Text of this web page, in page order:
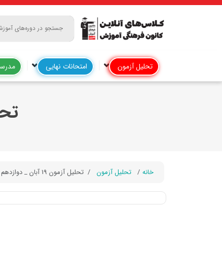
تحلیل آزمون امتحانات نهایی
خانه تحلیل آزمون تحلیل آزمون 19 آبان _ دوازدهم ریاضی